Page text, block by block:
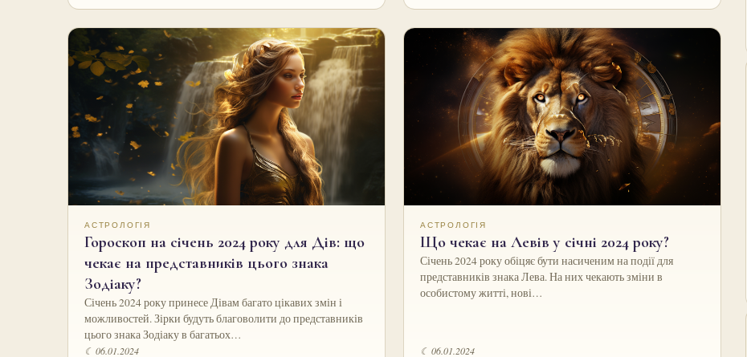
АСТРОЛОГІЯ
Гороскоп на січень 2024 року для Дів: що
чекає на представників цього знака
Зодіаку?
Січень 2024 року принесе Дівам багато цікавих змін і
можливостей. Зірки будуть благоволити до представників
цього знака Зодіаку в багатьох…
☾ 06.01.2024
АСТРОЛОГІЯ
Що чекає на Левів у січні 2024 року?
Січень 2024 року обіцяє бути насиченим на події для
представників знака Лева. На них чекають зміни в
особистому житті, нові…
☾ 06.01.2024